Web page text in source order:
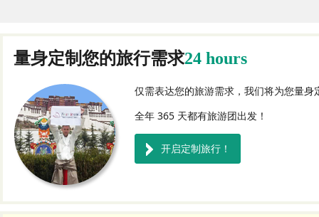
量身定制您的旅行需求24 hours
仅需表达您的旅游需求，我们将为您量
全年 365 天都有旅游团出发！
开启定制旅行！